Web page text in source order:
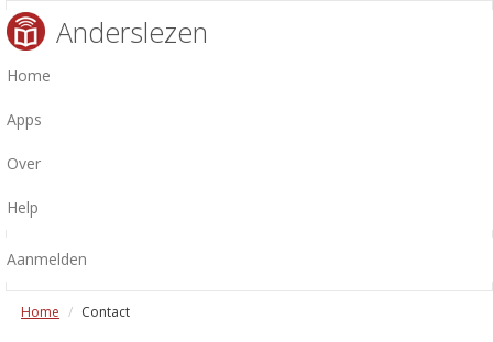
Anderslezen
Home
Apps
Over
Help
Aanmelden
Home Contact